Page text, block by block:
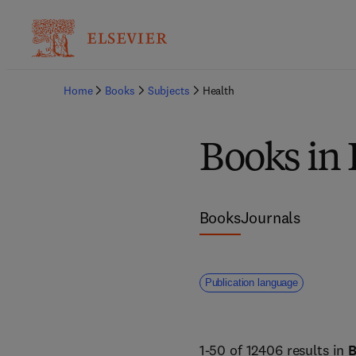
Home Books Subjects Health
Books in
BooksJournals
Publication language
1-50 of 12406 results in